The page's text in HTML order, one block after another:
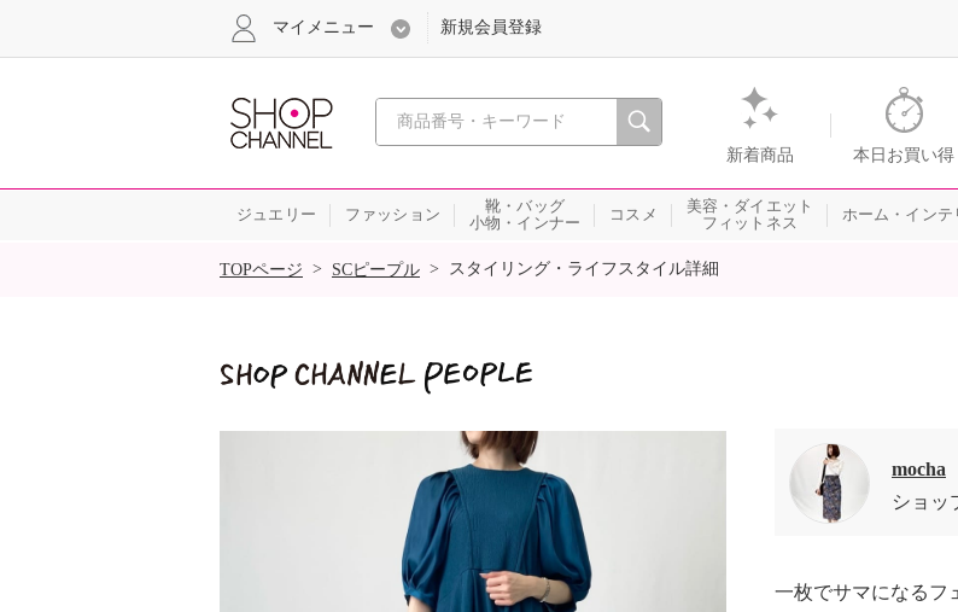
心おどる、瞬間を。通販・テレビショッピングのショップチャン
新着商品 本日お買い得
マイメニュー 新規会員登録
ジュエリー ファッション
靴・バッグ
小物・インナー
コスメ
美容・ダイエット
フィットネス
ホーム・インテ
SALE
TOPページ > SCピープル > スタイリング・ライフスタイル詳細
mocha
ショッ
一枚でサマになる